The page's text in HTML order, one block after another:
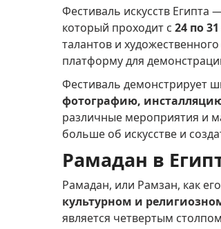
Фестиваль искусств Египта
который проходит с 24 по
талантов и
платформу для
Фестиваль демонстрирует
фотографию,
различные мероприятия и
больше об искусстве и
Рамадан в
Рамадан, или Рамзан, как
культурном и
является четвертым